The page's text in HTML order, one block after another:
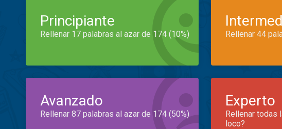
Principiante
Rellenar 17 palabras al azar de 174 (10%) Rellenar 44
Avanzado
Rellenar 87 palabras al azar de 174 (50%)
Experto
Rellenar todas
loco?